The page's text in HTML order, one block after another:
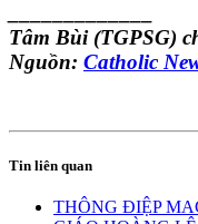
Tâm Bùi (TGPSG)
Nguồn: Catholic
Tin liên quan
THÔNG ĐIỆP